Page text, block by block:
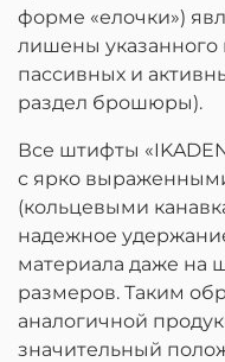
форме «елочки»)
лишены указанного
пассивных и
раздел брошюры).
Все штифты
с ярко
(кольцевыми
надежное
материала даже на
размеров. Таким
аналогичной
значительный